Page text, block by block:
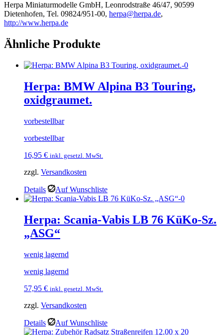
Herpa Miniaturmodelle GmbH, Leonrodstraße 46/47, 90599
Dietenhofen, Tel. 09824/951-00, herpa@herpa.de,
http://www.herpa.de
Ähnliche Produkte
Herpa: BMW Alpina B3 Touring,
oxidgraumet.
vorbestellbar
vorbestellbar
16,95 € inkl. gesetzl. MwSt.
zzgl. Versandkosten
Details Auf Wunschliste
Herpa: Scania-Vabis LB 76 KüKo-Sz.
„ASG“
wenig lagernd
wenig lagernd
57,95 € inkl. gesetzl. MwSt.
zzgl. Versandkosten
Details Auf Wunschliste